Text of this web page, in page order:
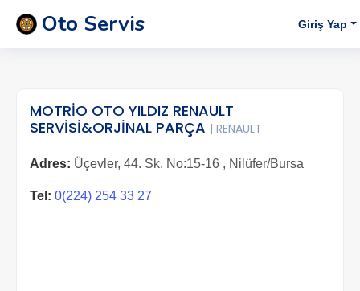
Oto Servis Giriş Yap
MOTRİO OTO YILDIZ RENAULT
SERVİSİ&ORJİNAL PARÇA | RENAULT
Adres: Üçevler, 44. Sk. No:15-16 , Nilüfer/Bursa
Tel: 0(224) 254 33 27